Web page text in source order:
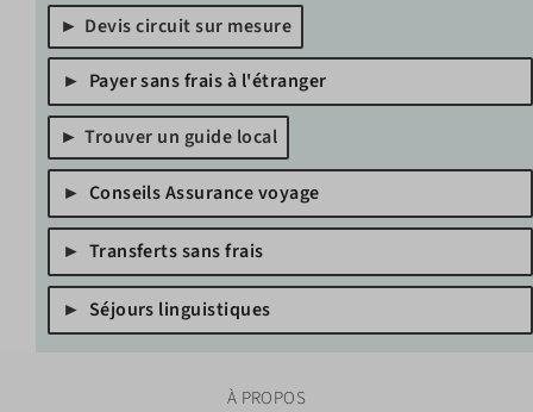
Devis circuit sur mesure
Payer sans frais à l'étranger
Trouver un guide local
Conseils Assurance voyage
Transferts sans frais
Séjours linguistiques
À PROPOS